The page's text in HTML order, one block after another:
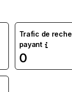
Trafic de
payant
0